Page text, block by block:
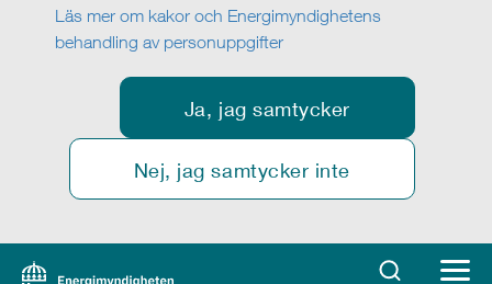
Läs mer om kakor och Energimyndighetens
behandling av personuppgifter
Ja, jag samtycker
Nej, jag samtycker inte